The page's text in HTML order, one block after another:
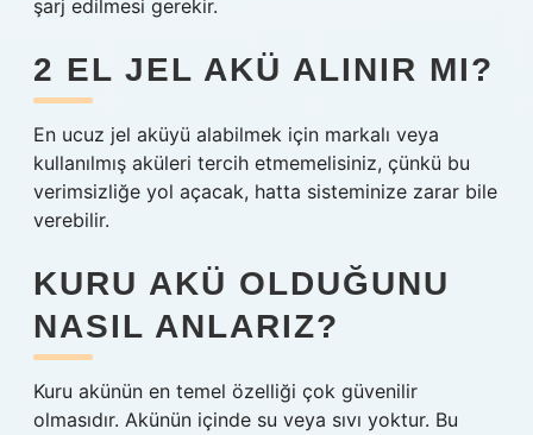
şarj edilmesi gerekir.
2 EL JEL AKÜ ALINIR MI?
En ucuz jel aküyü alabilmek için markalı veya
kullanılmış aküleri tercih etmemelisiniz, çünkü bu
verimsizliğe yol açacak, hatta sisteminize zarar bile
verebilir.
KURU AKÜ OLDUĞUNU
NASIL ANLARIZ?
Kuru akünün en temel özelliği çok güvenilir
olmasıdır. Akünün içinde su veya sıvı yoktur. Bu